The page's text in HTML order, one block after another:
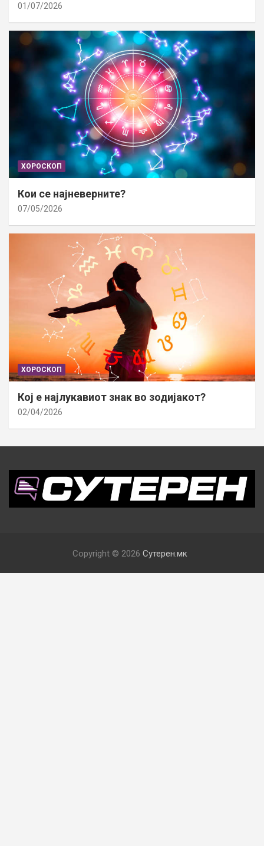
01/07/2026
ХОРОСКОП
Кои се најневерните?
07/05/2026
ХОРОСКОП
Кој е најлукавиот знак во зодијакот?
02/04/2026
Copyright © 2026 Сутерен.мк